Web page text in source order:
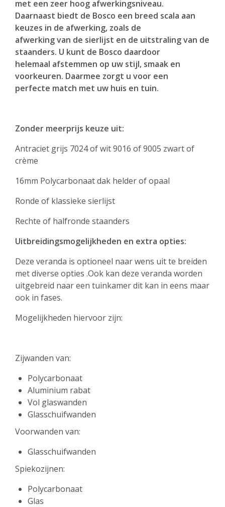
met een zeer hoog afwerkingsniveau.
Daarnaast biedt de Bosco een breed scala aan
keuzes in de afwerking, zoals de
afwerking van de sierlijst en de uitstraling van de
staanders. U kunt de Bosco daardoor
helemaal afstemmen op uw stijl, smaak en
voorkeuren. Daarmee zorgt u voor een
perfecte match met uw huis en tuin.
Zonder meerprijs keuze uit:
Antraciet grijs 7024 of wit 9016 of 9005 zwart of
crème
16mm Polycarbonaat dak helder of opaal
Ronde of klassieke sierlijst
Rechte of halfronde staanders
Uitbreidingsmogelijkheden en extra opties:
Deze veranda is optioneel naar wens uit te breiden
met diverse opties .Ook kan deze veranda worden
uitgebreid naar een tuinkamer dit kan in eens maar
ook in fases.
Mogelijkheden hiervoor zijn:
Zijwanden van:
Polycarbonaat
Aluminium rabat
Vol glaswanden
Glasschuifwanden
Voorwanden van:
Glasschuifwanden
Spiekozijnen:
Polycarbonaat
Glas